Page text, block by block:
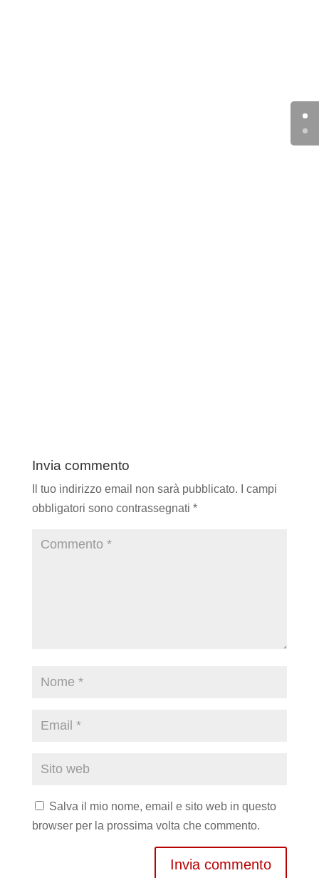
Invia commento
Il tuo indirizzo email non sarà pubblicato.
I campi
obbligatori sono contrassegnati *
Salva il mio nome, email e sito web in questo
browser per la prossima volta che commento.